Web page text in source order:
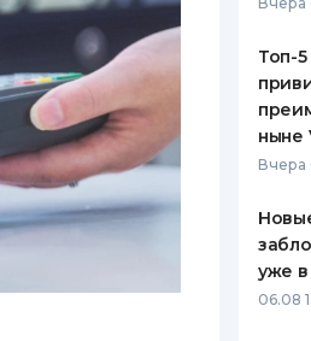
Топ-
ныне
Вчера
уже в
06.08